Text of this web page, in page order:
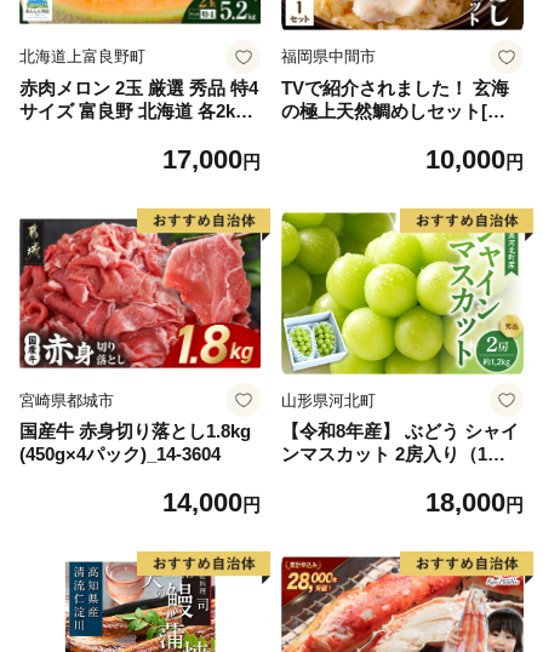
北海道上富良野町
赤肉メロン 2玉 厳選 秀品 特4
サイズ 富良野 北海道 各2kg
富良野 メロン めろん 果物 く
17,000円
福岡県中間市
TVで紹介されました！ 玄海
の極上天然鯛めしセット[鯛
だし]【010-0001】10,000円
宮崎県都城市
国産牛 赤身切り落とし1.8kg
(450g×4パック)_14-3604
14,000円
山形県河北町
【令和8年産】 ぶどう シャイ
ンマスカット 2房入り（1房6
産【山形eLab】 ka074-023-r
18,000円